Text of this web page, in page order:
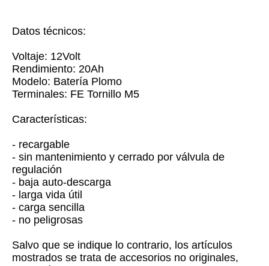
Datos técnicos:
Voltaje: 12Volt
Rendimiento: 20Ah
Modelo: Batería Plomo
Terminales: FE Tornillo M5
Características:
- recargable
- sin mantenimiento y cerrado por válvula de
regulación
- baja auto-descarga
- larga vida útil
- carga sencilla
- no peligrosas
Salvo que se indique lo contrario, los artículos
mostrados se trata de accesorios no originales,